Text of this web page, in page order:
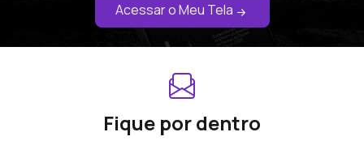
Acessar o Meu Tela
Fique por dentro